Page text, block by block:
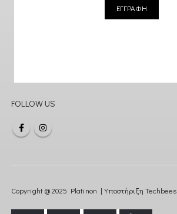
ΕΓΓΡΑΦΗ
FOLLOW US
Copyright @ 2025 Platinon | Υποστήριξη Techbees